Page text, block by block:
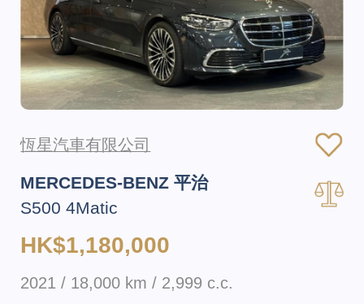
恆星汽車有限公司
MERCEDES-BENZ 平治
S500 4Matic
HK$1,180,000
2021 / 18,000 km / 2,999 c.c.